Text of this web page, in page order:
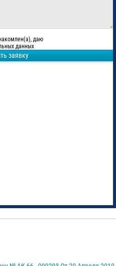
даю
данных
заявку